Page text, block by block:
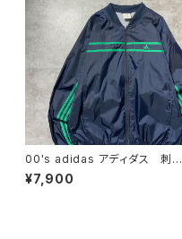
00's adidas アディダス 刺繍
ワンポイント パフォーマンスロ
ゴ ノーカラー ネイビー ナ
¥7,900